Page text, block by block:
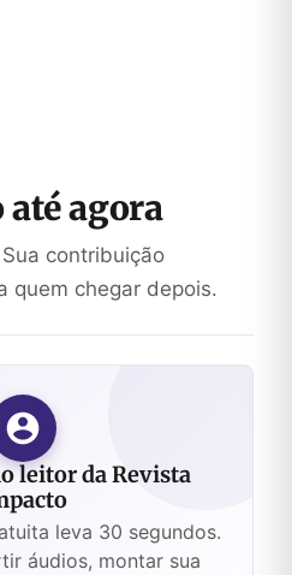
agora
contribuição
quem chegar depois.
leitor da Revista
leva 30 segundos.
áudios, montar sua